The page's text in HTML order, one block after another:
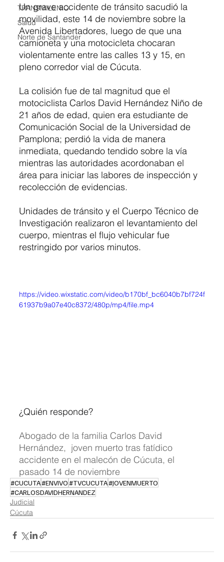
TRANSMILENIO
Salud
Norte de Santander
Un grave accidente de tránsito sacudió la
movilidad, este 14 de noviembre sobre la
Avenida Libertadores, luego de que una
camioneta y una motocicleta chocaran
violentamente entre las calles 13 y 15, en
pleno corredor vial de Cúcuta.
La colisión fue de tal magnitud que el
motociclista Carlos David Hernández Niño de
21 años de edad, quien era estudiante de
Comunicación Social de la Universidad de
Pamplona; perdió la vida de manera
inmediata, quedando tendido sobre la vía
mientras las autoridades acordonaban el
área para iniciar las labores de inspección y
recolección de evidencias.
Unidades de tránsito y el Cuerpo Técnico de
Investigación realizaron el levantamiento del
cuerpo, mientras el flujo vehicular fue
restringido por varios minutos.
https://video.wixstatic.com/video/b170bf_bc6040b7bf724f
61937b9a07e40c8372/480p/mp4/file.mp4
¿Quién responde?
Abogado de la familia Carlos David
Hernández,  joven muerto tras fatídico
accidente en el malecón de Cúcuta, el
pasado 14 de noviembre
#CUCUTA#ENVIVO#TVCUCUTA#JOVENMUERTO
#CARLOSDAVIDHERNANDEZ
Judicial
Cúcuta